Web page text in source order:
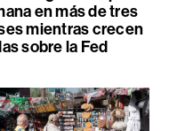
en más de tres
mientras crecen
sobre la Fed